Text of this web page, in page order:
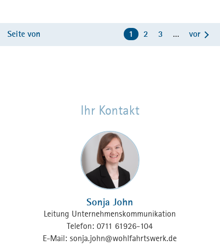
Seite von 1 2 3 … vor
Ihr Kontakt
Sonja John
Leitung Unternehmenskommunikation
Telefon: 0711 61926-104
E-Mail:sonja.john@wohlfahrtswerk.de